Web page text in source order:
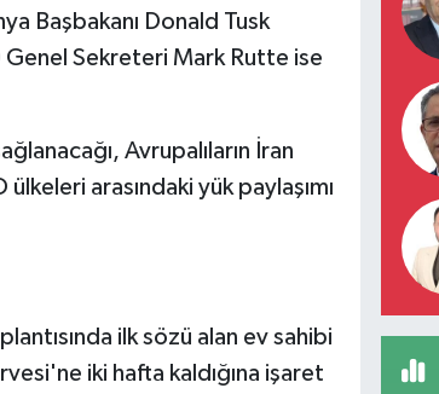
Başbakanı Donald Tusk
Genel Sekreteri Mark Rutte ise
Avrupalıların İran
arasındaki yük paylaşımı
ilk sözü alan ev sahibi
iki hafta kaldığına işaret